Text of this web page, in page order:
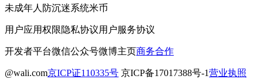
未成年人防沉迷系统米币
用户应用权限隐私协议用户服务协议
开发者平台微信公众号微博主页商务合作
@wali.com京ICP证110335号 京ICP备17017388号-1营业执照